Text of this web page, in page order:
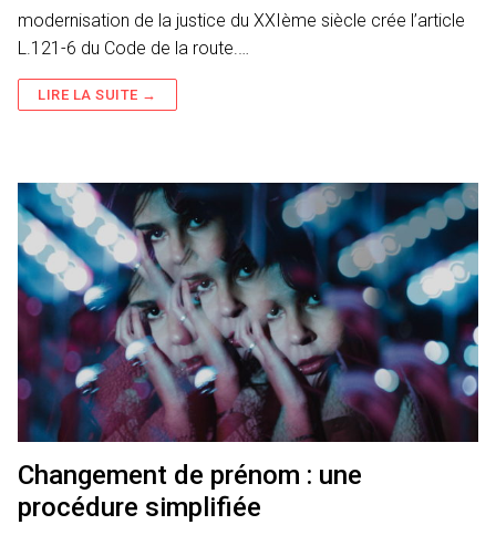
modernisation de la justice du XXIème siècle crée l’article
L.121-6 du Code de la route.…
LIRE LA SUITE →
Changement de prénom : une
procédure simplifiée